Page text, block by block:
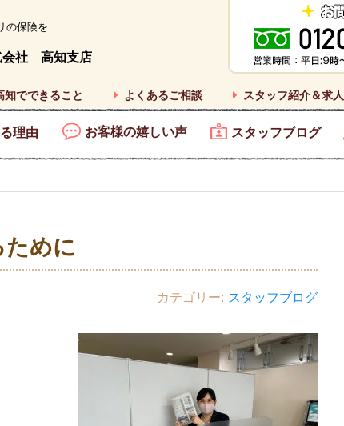
の保険を
会社 高知支店
知でできること よくあるご相談 スタッフ紹介＆求人
理由 お客様の嬉しい声 スタッフブログ
ために
カテゴリー スタッフブログ